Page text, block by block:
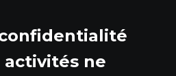
activités ne